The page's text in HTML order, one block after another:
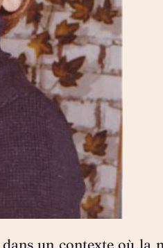
un contexte où la